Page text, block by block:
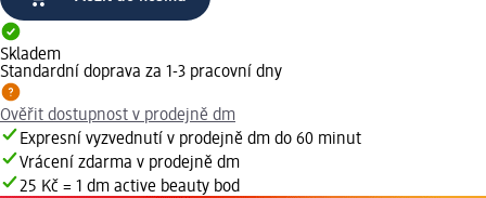
Skladem
Standardní doprava za 1-3 pracovní dny
Ověřit dostupnost v prodejně dm
Expresní vyzvednutí v prodejně dm do 60 minut
Vrácení zdarma v prodejně dm
25 Kč = 1 dm active beauty bod